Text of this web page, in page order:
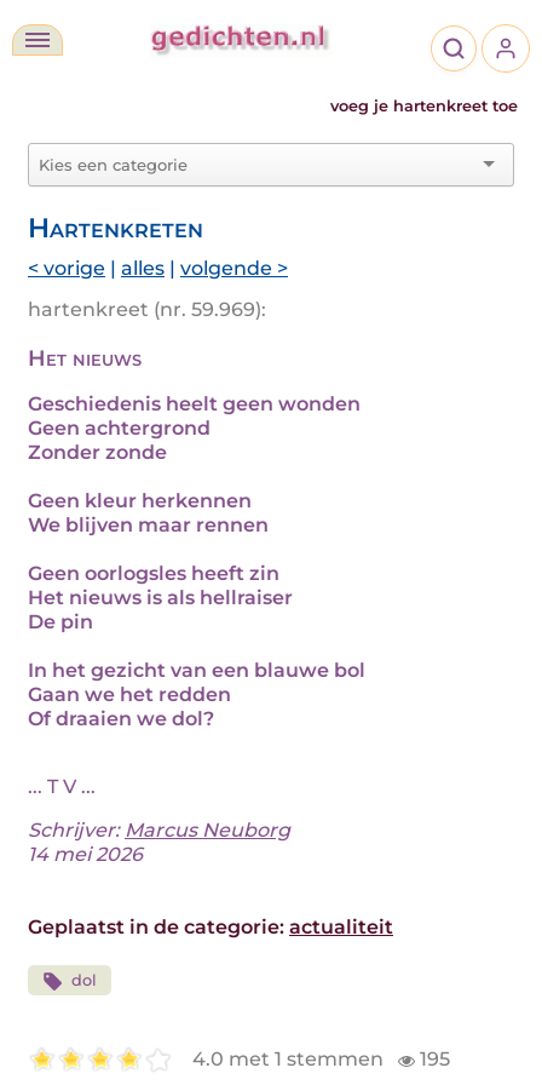
voeg je hartenkreet toe
Hartenkreten
< vorige | alles | volgende >
hartenkreet (nr. 59.969):
Het nieuws
Geschiedenis heelt geen wonden
Geen achtergrond
Zonder zonde
Geen kleur herkennen
We blijven maar rennen
Geen oorlogsles heeft zin
Het nieuws is als hellraiser
De pin
In het gezicht van een blauwe bol
Gaan we het redden
Of draaien we dol?
... T V ...
Schrijver: Marcus Neuborg
14 mei 2026
Geplaatst in de categorie: actualiteit
dol
4.0 met 1 stemmen 195